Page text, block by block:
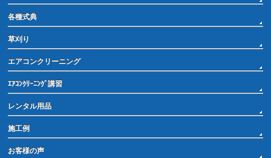
各種式典
草刈り
エアコンクリーニング
ｴｱｺﾝｸﾘｰﾆﾝｸﾞ講習
レンタル用品
施工例
お客様の声